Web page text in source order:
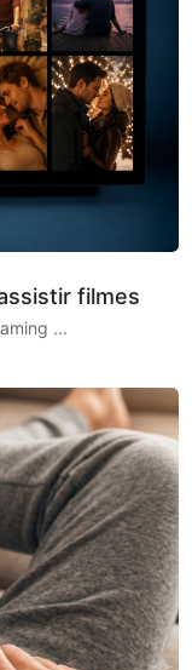
filmes
...